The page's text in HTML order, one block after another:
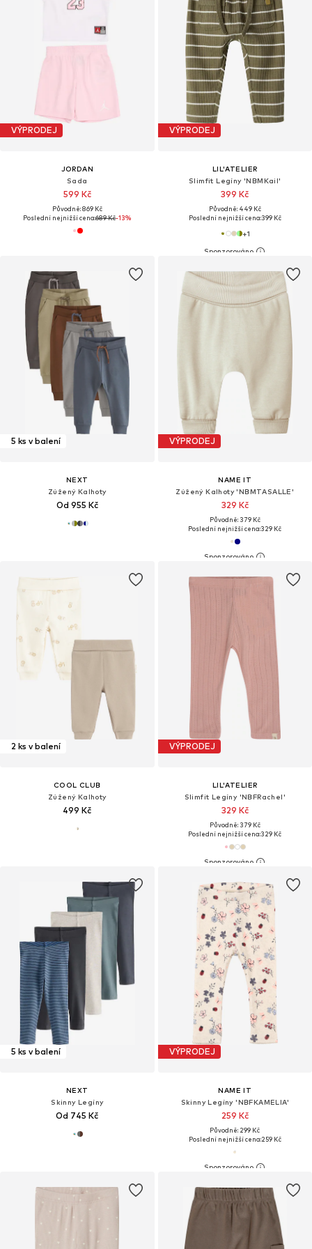
VÝPRODEJ
JORDAN
Sada
599 Kč
Původně: 869 Kč
Poslední nejnižší cena:689 Kč-13%
VÝPRODEJ
LIL'ATELIER
Slimfit Legíny 'NBMKail'
399 Kč
Původně: 449 Kč
Poslední nejnižší cena:399 Kč
+1
5 ks v balení
NEXT
Zúžený Kalhoty
Od 955 Kč
VÝPRODEJ
NAME IT
Zúžený Kalhoty 'NBMTASALLE'
329 Kč
Původně: 379 Kč
Poslední nejnižší cena:329 Kč
2 ks v balení
COOL CLUB
Zúžený Kalhoty
499 Kč
VÝPRODEJ
LIL'ATELIER
Slimfit Legíny 'NBFRachel'
329 Kč
Původně: 379 Kč
Poslední nejnižší cena:329 Kč
5 ks v balení
NEXT
Skinny Legíny
Od 745 Kč
VÝPRODEJ
NAME IT
Skinny Legíny 'NBFKAMELIA'
259 Kč
Původně: 299 Kč
Poslední nejnižší cena:259 Kč